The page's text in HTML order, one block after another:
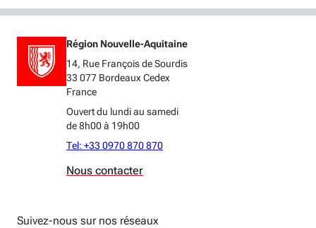
Région Nouvelle-Aquitaine
14, Rue François de Sourdis
33 077 Bordeaux Cedex
France
Ouvert du lundi au samedi
de 8h00 à 19h00
Tel: +33 0970 870 870
Nous contacter
Suivez-nous sur nos réseaux